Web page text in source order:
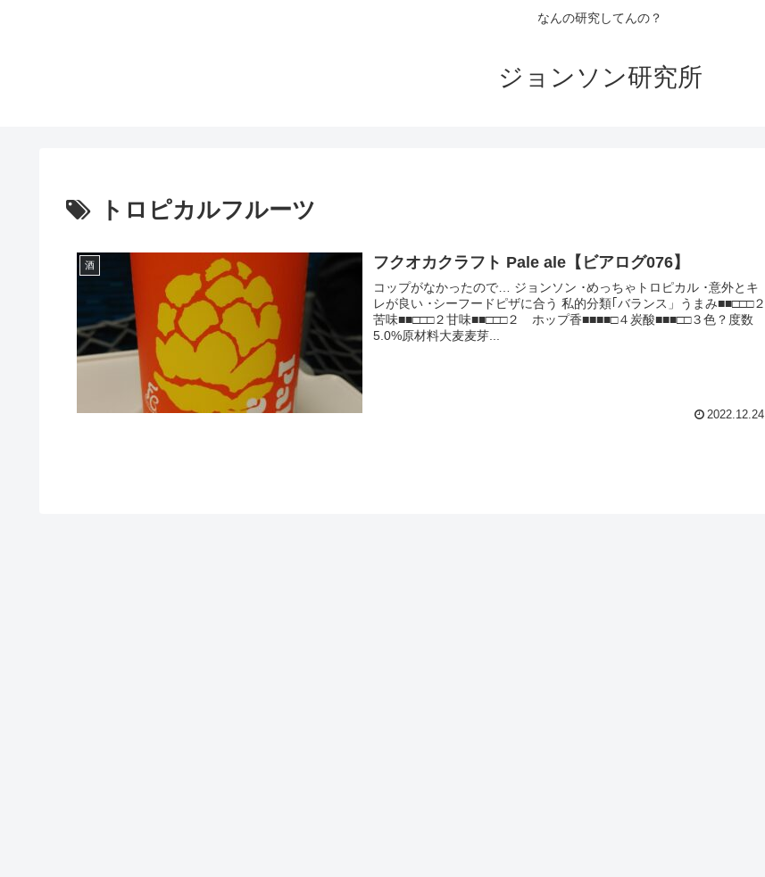
なんの研究してんの？
ジョンソン研究所
トロピカルフルーツ
酒 フクオカクラフト Pale ale【ビアログ076】
コップがなかったので… ジョンソン ･めっちゃトロピカル ･意外とキ
レが良い ･シーフードピザに合う 私的分類｢バランス」うまみ■■□□□２
苦味■■□□□２甘味■■□□□２ ホップ香■■■■□４炭酸■■■□□３色？度数
5.0%原材料大麦麦芽...
2022.12.24